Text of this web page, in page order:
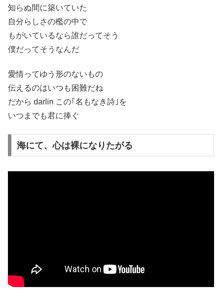
知らぬ間に築いていた
自分らしさの檻の中で
もがいているなら誰だってそう
僕だってそうなんだ
愛情ってゆう形のないもの
伝えるのはいつも困難だね
だから darlin この｢名もなき詩｣を
いつまでも君に捧ぐ
海にて、心は裸になりたがる